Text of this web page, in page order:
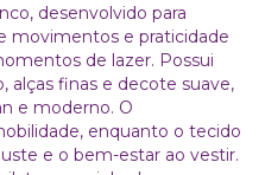
desenvolvido para
movimentos e praticidade
de lazer. Possui
alças finas e decote suave,
e moderno. O
enquanto o tecido
e o bem-estar ao vestir.